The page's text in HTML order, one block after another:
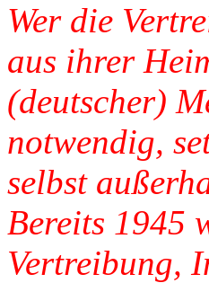
Wer die
aus ihrer
(deutscher)
notwendig,
selbst
Bereits 1945
Vertreibung,